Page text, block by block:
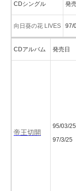
CDシングル 発
向日葵の花 LIVES 97/
CDアルバム 発売日
帝王切開
95/03/25
97/3/25